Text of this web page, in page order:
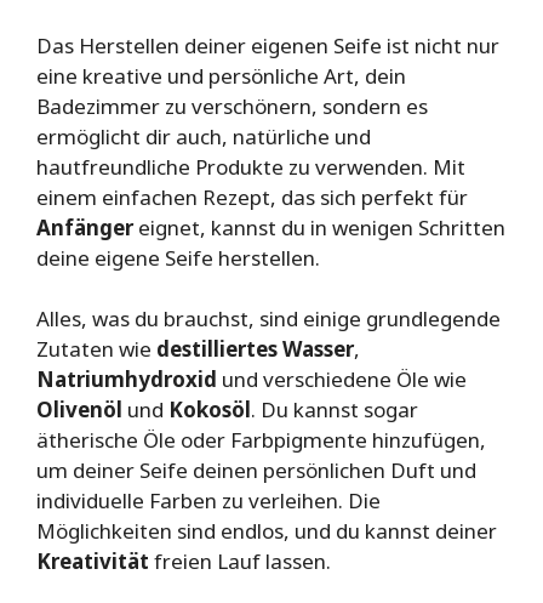
Das Herstellen deiner eigenen Seife ist nicht nur
eine kreative und persönliche Art, dein
Badezimmer zu verschönern, sondern es
ermöglicht dir auch, natürliche und
hautfreundliche Produkte zu verwenden. Mit
einem einfachen Rezept, das sich perfekt für
Anfängereignet, kannst du in wenigen Schritten
deine eigene Seife herstellen.
Alles, was du brauchst, sind einige grundlegende
Zutaten wie destilliertes Wasser,
Natriumhydroxid und verschiedene Öle wie
Olivenöl und Kokosöl. Du kannst sogar
ätherische Öle oder Farbpigmente hinzufügen,
um deiner Seife deinen persönlichen Duft und
individuelle Farben zu verleihen. Die
Möglichkeiten sind endlos, und du kannst deiner
Kreativität freien Lauf lassen.